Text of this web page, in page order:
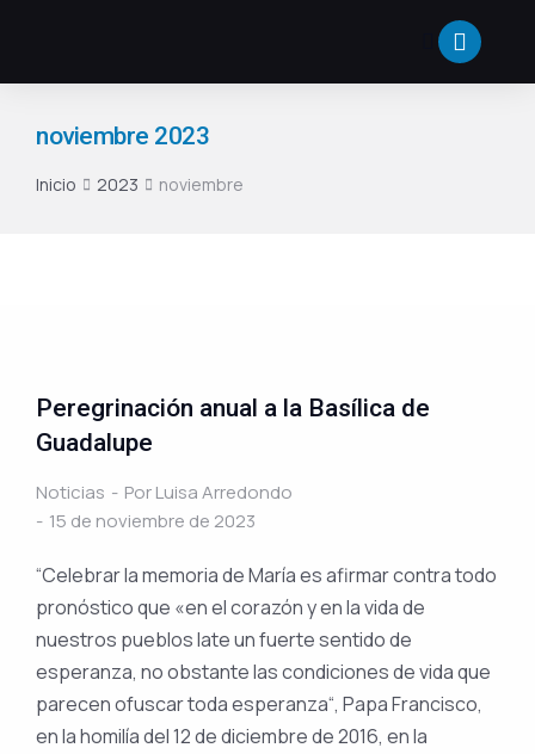
noviembre 2023
Estás aquí:
Inicio 2023 noviembre
Peregrinación anual a la Basílica de
Guadalupe
Noticias PorLuisa Arredondo
15 de noviembre de 2023
“Celebrar la memoria de María es afirmar contra todo
pronóstico que «en el corazón y en la vida de
nuestros pueblos late un fuerte sentido de
esperanza, no obstante las condiciones de vida que
parecen ofuscar toda esperanza“, Papa Francisco,
en la homilía del 12 de diciembre de 2016, en la